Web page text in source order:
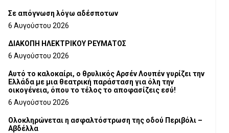
Σε απόγνωση λόγω αδέσποτων
6 Αυγούστου 2026
ΔΙΑΚΟΠΗ ΗΛΕΚΤΡΙΚΟΥ ΡΕΥΜΑΤΟΣ
6 Αυγούστου 2026
Αυτό το καλοκαίρι, ο θρυλικός Αρσέν Λουπέν γυρίζει την
Ελλάδα με μια θεατρική παράσταση για όλη την
οικογένεια, όπου το τέλος το αποφασίζεις εσύ!
6 Αυγούστου 2026
Ολοκληρώνεται η ασφαλτόστρωση της οδού Περιβόλι –
Αβδέλλα